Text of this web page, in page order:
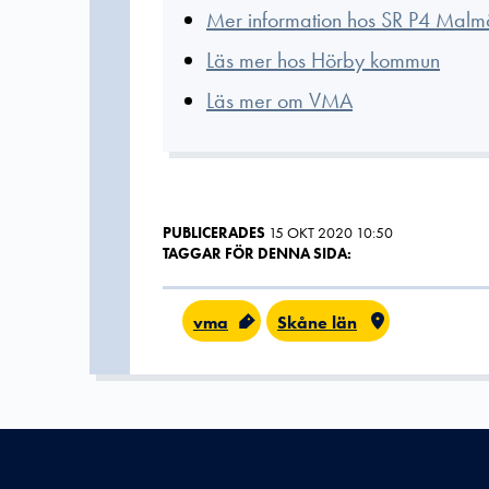
Mer information hos SR P4
Läs mer hos Hörby kommun
Läs mer om VMA
PUBLICERADES 15 OKT 2020 10:50
TAGGAR FÖR DENNA SIDA:
vma Skåne län